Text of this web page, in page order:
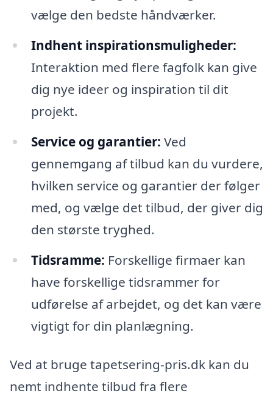
vælge den bedste håndværker.
Indhent inspirationsmuligheder:
Interaktion med flere fagfolk kan give
dig nye ideer og inspiration til dit
projekt.
Service og garantier: Ved
gennemgang af tilbud kan du vurdere,
hvilken service og garantier der følger
med, og vælge det tilbud, der giver dig
den største tryghed.
Tidsramme: Forskellige firmaer kan
have forskellige tidsrammer for
udførelse af arbejdet, og det kan være
vigtigt for din planlægning.
Ved at bruge tapetsering-pris.dk kan du
nemt indhente tilbud fra flere